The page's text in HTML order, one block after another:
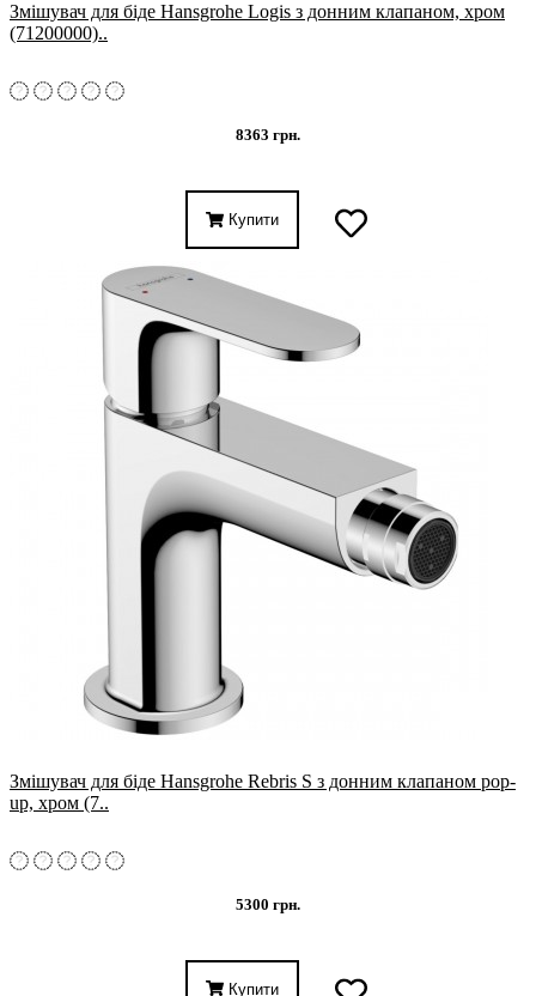
Змішувач для біде Hansgrohe Logis з донним клапаном, хром
(71200000)..
8363 грн.
Купити
Змішувач для біде Hansgrohe Rebris S з донним клапаном pop-
up, хром (7..
5300 грн.
Купити